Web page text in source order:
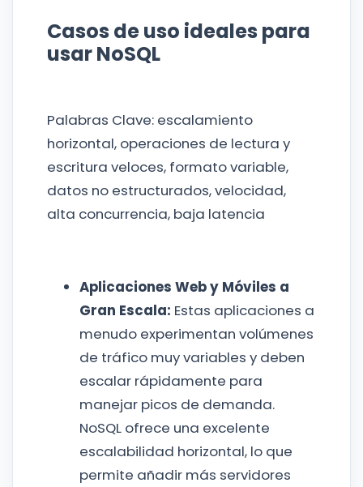
Casos de uso ideales para
usar NoSQL
Palabras Clave: escalamiento
horizontal, operaciones de lectura y
escritura veloces, formato variable,
datos no estructurados, velocidad,
alta concurrencia, baja latencia
Aplicaciones Web y Móviles a
Gran Escala: Estas aplicaciones a
menudo experimentan volúmenes
de tráfico muy variables y deben
escalar rápidamente para
manejar picos de demanda.
NoSQL ofrece una excelente
escalabilidad horizontal, lo que
permite añadir más servidores